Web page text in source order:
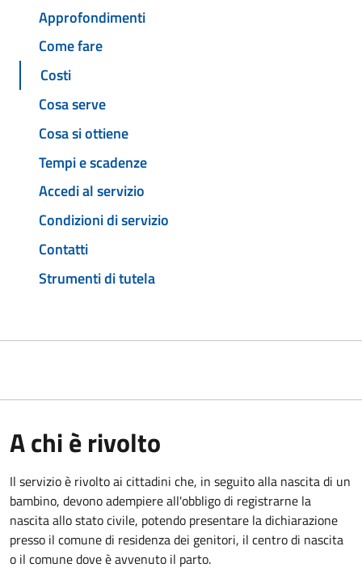
Approfondimenti
Come fare
Costi
Cosa serve
Cosa si ottiene
Tempi e scadenze
Accedi al servizio
Condizioni di servizio
Contatti
Strumenti di tutela
A chi è rivolto
Il servizio è rivolto ai cittadini che, in seguito alla nascita di un
bambino, devono adempiere all'obbligo di registrarne la
nascita allo stato civile, potendo presentare la dichiarazione
presso il comune di residenza dei genitori, il centro di nascita
o il comune dove è avvenuto il parto.